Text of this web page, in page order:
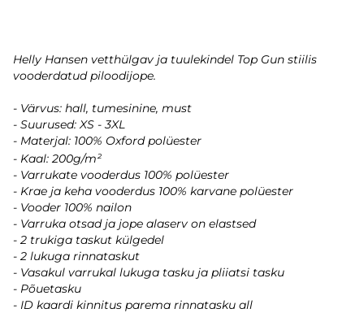
Helly Hansen vetthülgav ja tuulekindel Top Gun stiilis
vooderdatud piloodijope.
- Värvus: hall, tumesinine, must
- Suurused: XS - 3XL
- Materjal: 100% Oxford polüester
- Kaal: 200g/m²
- Varrukate vooderdus 100% polüester
- Krae ja keha vooderdus 100% karvane polüester
- Vooder 100% nailon
- Varruka otsad ja jope alaserv on elastsed
- 2 trukiga taskut külgedel
- 2 lukuga rinnataskut
- Vasakul varrukal lukuga tasku ja pliiatsi tasku
- Põuetasku
- ID kaardi kinnitus parema rinnatasku all